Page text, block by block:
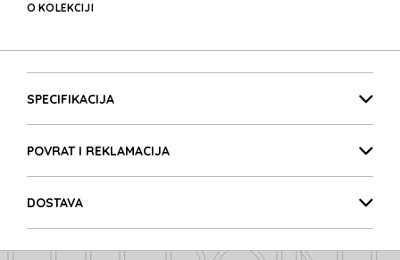
O KOLEKCIJI
SPECIFIKACIJA
POVRAT I REKLAMACIJA
DOSTAVA
LITEPOINT
LITEPOINT
LITEPOINT